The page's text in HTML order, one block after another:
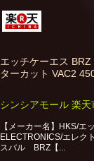
エッチケーエス
ターカット VAC2
シンシアモール 楽天
【メーカー名】HKS/エ
ELECTRONICS/エレク
スバル BRZ【...